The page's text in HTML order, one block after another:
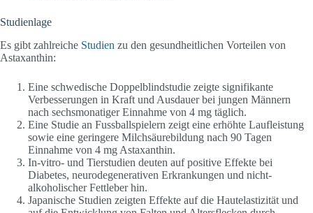
Studienlage
Es gibt zahlreiche Studien zu den gesundheitlichen Vorteilen von
Astaxanthin:
Eine schwedische Doppelblindstudie zeigte signifikante
Verbesserungen in Kraft und Ausdauer bei jungen Männern
nach sechsmonatiger Einnahme von 4 mg täglich.
Eine Studie an Fussballspielern zeigt eine erhöhte Laufleistung
sowie eine geringere Milchsäurebildung nach 90 Tagen
Einnahme von 4 mg Astaxanthin.
In-vitro- und Tierstudien deuten auf positive Effekte bei
Diabetes, neurodegenerativen Erkrankungen und nicht-
alkoholischer Fettleber hin.
Japanische Studien zeigten Effekte auf die Hautelastizität und